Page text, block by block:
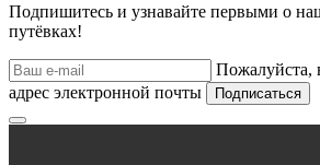
Подпишитесь и узнавайте первыми о
путёвках!
Пожалуйста,
адрес электронной почты
Подписаться